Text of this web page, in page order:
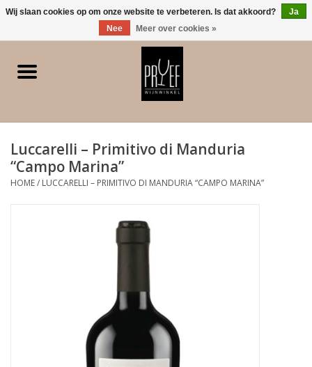
0 Artikelen - €0,00
Home
Witte wijn
Rode wijn
Dessert/Versterkt/Gedistilleerd
Luccarelli – Primitivo di Manduria
“Campo Marina”
HOME/ LUCCARELLI – PRIMITIVO DI MANDURIA “CAMPO MARINA”
Wij slaan cookies op om onze website te verbeteren. Is dat akkoord?
Ja
Nee
Meer over cookies »